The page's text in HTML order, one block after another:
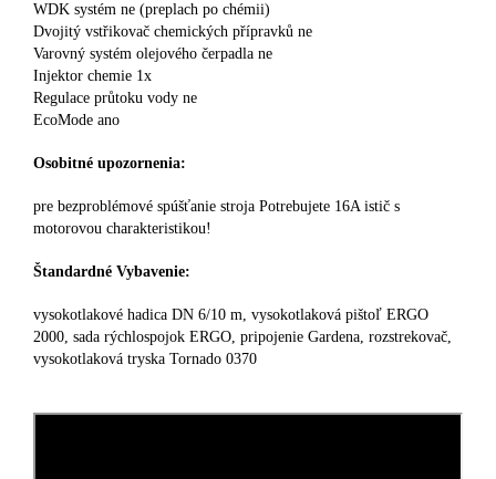
WDK systém ne (preplach po chémii)
Dvojitý vstřikovač chemických přípravků ne
Varovný systém olejového čerpadla ne
Injektor chemie 1x
Regulace průtoku vody ne
EcoMode ano
Osobitné upozornenia:
pre bezproblémové spúšťanie stroja Potrebujete 16A istič s
motorovou charakteristikou!
Štandardné Vybavenie:
vysokotlakové hadica DN 6/10 m, vysokotlaková pištoľ ERGO
2000, sada rýchlospojok ERGO, pripojenie Gardena, rozstrekovač,
vysokotlaková tryska Tornado 0370